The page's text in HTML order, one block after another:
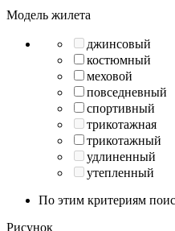
Модель жилета
джинсовый
костюмный
меховой
повседневный
спортивный
трикотажная
трикотажный
удлиненный
утепленный
По этим критериям
Рисунок